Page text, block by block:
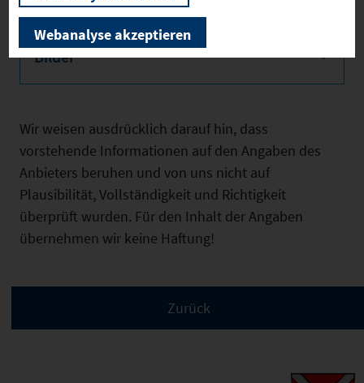
Bilder
Wir weisen ausdrücklich darauf hin, dass
vorstehende Informationen auf den Angaben des
Anbieters beruhen und von uns nicht auf
Plausibilität, Vollständigkeit und Richtigkeit
überprüft wurden. Für den Inhalt der Angaben
übernehmen wir keine Haftung!
Webanalyse akzeptieren